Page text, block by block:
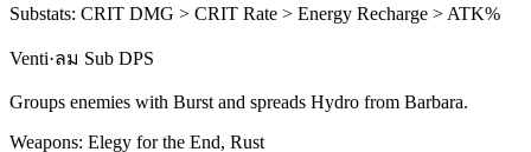
Substats: CRIT DMG > CRIT Rate > Energy Recharge > ATK%
Venti·ลม Sub DPS
Groups enemies with Burstand spreads Hydro from Barbara.
Weapons: Elegy for the End, Rust